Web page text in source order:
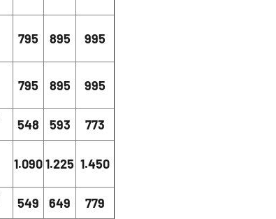
795 895 995
795 895 995
548 593 773
1.0901.225 1.450
549 649 779